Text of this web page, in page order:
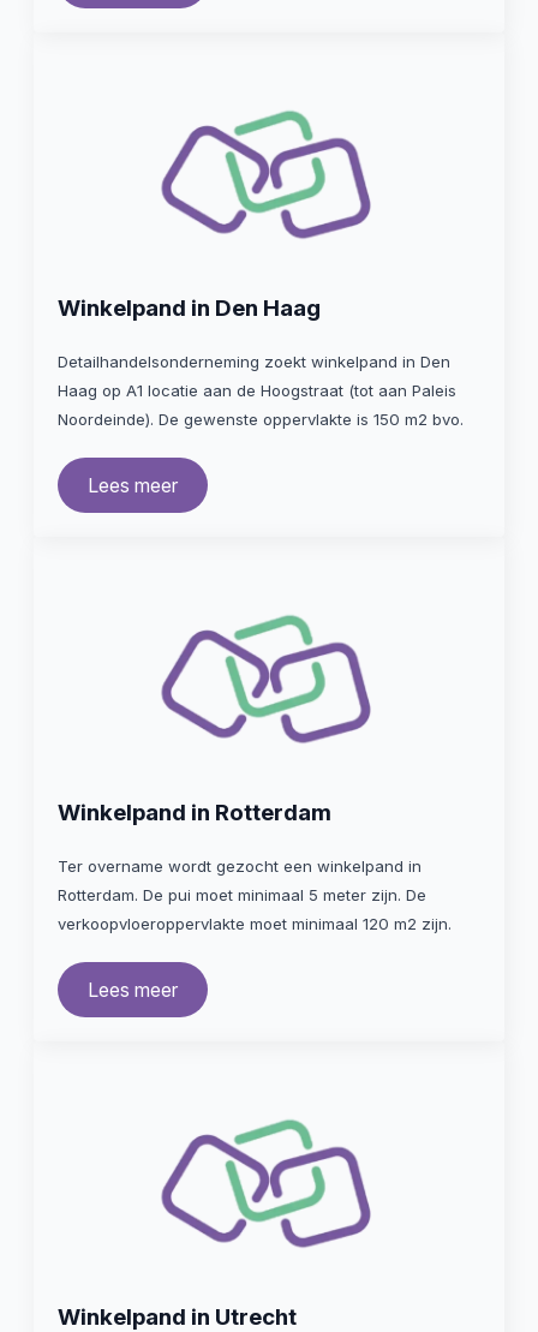
Winkelpand in Den Haag
Detailhandelsonderneming zoekt winkelpand in Den
Haag op A1 locatie aan de Hoogstraat (tot aan Paleis
Noordeinde). De gewenste oppervlakte is 150 m2 bvo.
Lees meer
Winkelpand in Rotterdam
Ter overname wordt gezocht een winkelpand in
Rotterdam. De pui moet minimaal 5 meter zijn. De
verkoopvloeroppervlakte moet minimaal 120 m2 zijn.
Lees meer
Winkelpand in Utrecht